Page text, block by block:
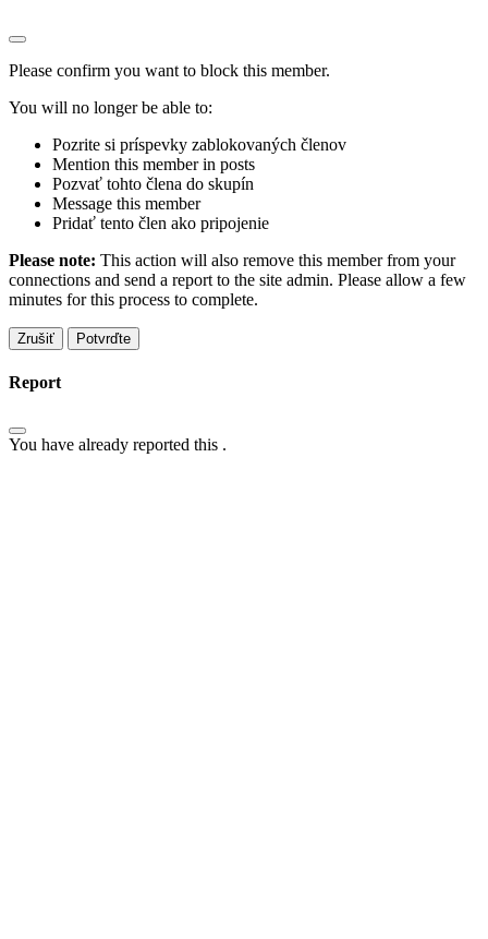
Please confirm you want to block this member.
You will no longer be able to:
Pozrite si príspevky zablokovaných členov
Mention this member in posts
Pozvať tohto člena do skupín
Message this member
Pridať tento člen ako pripojenie
Please note: This action will also remove this member from your
connections and send a report to the site admin. Please allow a few
minutes for this process to complete.
Potvrďte
Report
You have already reported this .